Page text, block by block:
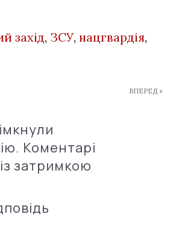
захід, ЗСУ, нацгвардія,
ВПЕРЕД »
Коментарі
затримкою